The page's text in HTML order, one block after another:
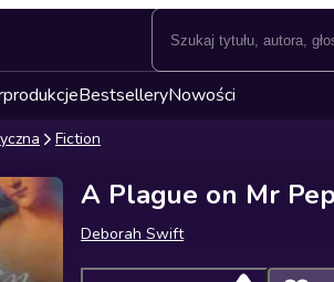
BestselleryNowości
Fiction
A Plague on Mr
Deborah Swift